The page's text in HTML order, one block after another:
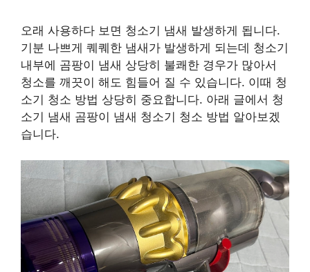
오래 사용하다 보면 청소기 냄새 발생하게 됩니다.
기분 나쁘게 퀘퀘한 냄새가 발생하게 되는데 청소기
내부에 곰팡이 냄새 상당히 불쾌한 경우가 많아서
청소를 깨끗이 해도 힘들어 질 수 있습니다. 이때 청
소기 청소 방법 상당히 중요합니다. 아래 글에서 청
소기 냄새 곰팡이 냄새 청소기 청소 방법 알아보겠
습니다.